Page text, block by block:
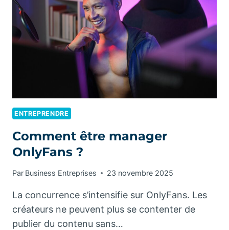
ENTREPRENDRE
Comment être manager
OnlyFans ?
Par Business Entreprises 23 novembre 2025
La concurrence s’intensifie sur OnlyFans. Les
créateurs ne peuvent plus se contenter de
publier du contenu sans…